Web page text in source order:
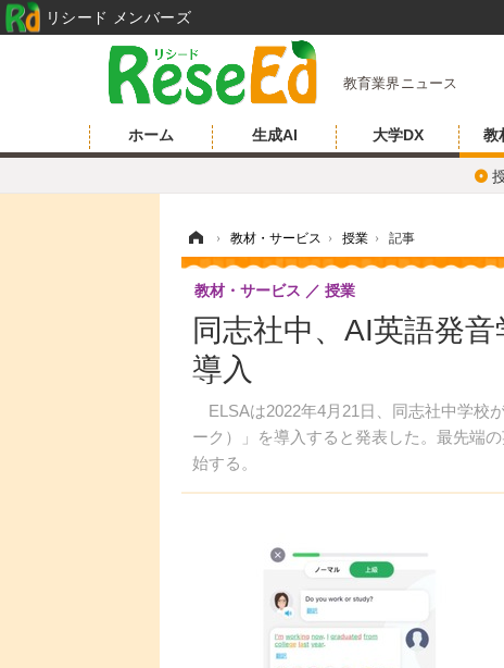
教育業界ニュース
ホーム 生成AI 大学DX 教
› 教材・サービス › 授業 › 記事
同志社中、AI英語発
導入
ELSAは2022年4月21日、同志社中学校
ーク）」を導入すると発表した。最先端
始する。
教材・サービス 授業
リシード メンバーズ